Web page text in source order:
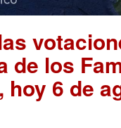
de los
hoy 6 de